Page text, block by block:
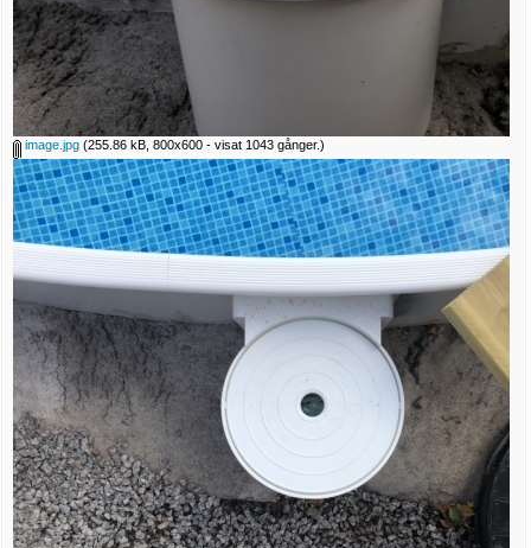
image.jpg (255.86 kB, 800x600 - visat 1043 gånger.)